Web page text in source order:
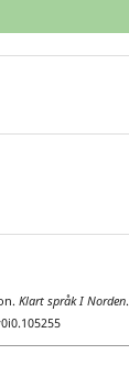
Klart språk I Norden.